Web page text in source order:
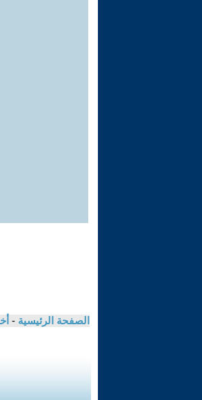
الصفحة الرئيسية -